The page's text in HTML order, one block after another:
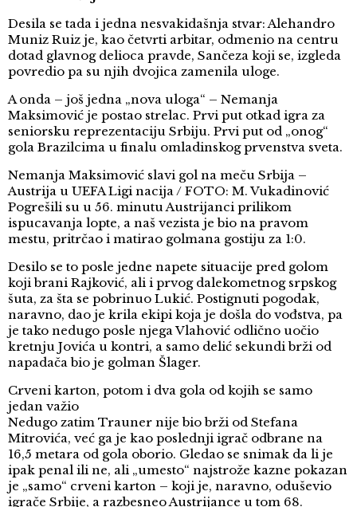
Desila se tada i jedna nesvakidašnja stvar: Alehandro
Muniz Ruiz je, kao četvrti arbitar, odmenio na centru
dotad glavnog delioca pravde, Sančeza koji se, izgleda
povredio pa su njih dvojica zamenila uloge.
A onda – još jedna „nova uloga“ – Nemanja
Maksimović je postao strelac. Prvi put otkad igra za
seniorsku reprezentaciju Srbiju. Prvi put od „onog“
gola Brazilcima u finalu omladinskog prvenstva sveta.
Nemanja Maksimović slavi gol na meču Srbija –
Austrija u UEFA Ligi nacija / FOTO: M. Vukadinović
Pogrešili su u 56. minutu Austrijanci prilikom
ispucavanja lopte, a naš vezista je bio na pravom
mestu, pritrčao i matirao golmana gostiju za 1:0.
Desilo se to posle jedne napete situacije pred golom
koji brani Rajković, ali i prvog dalekometnog srpskog
šuta, za šta se pobrinuo Lukić. Postignuti pogodak,
naravno, dao je krila ekipi koja je došla do vođstva, pa
je tako nedugo posle njega Vlahović odlično uočio
kretnju Jovića u kontri, a samo delić sekundi brži od
napadača bio je golman Šlager.
Crveni karton, potom i dva gola od kojih se samo
jedan važio
Nedugo zatim Trauner nije bio brži od Stefana
Mitrovića, već ga je kao poslednji igrač odbrane na
16,5 metara od gola oborio. Gledao se snimak da li je
ipak penal ili ne, ali „umesto“ najstrože kazne pokazan
je „samo“ crveni karton – koji je, naravno, oduševio
igrače Srbije, a razbesneo Austrijance u tom 68.